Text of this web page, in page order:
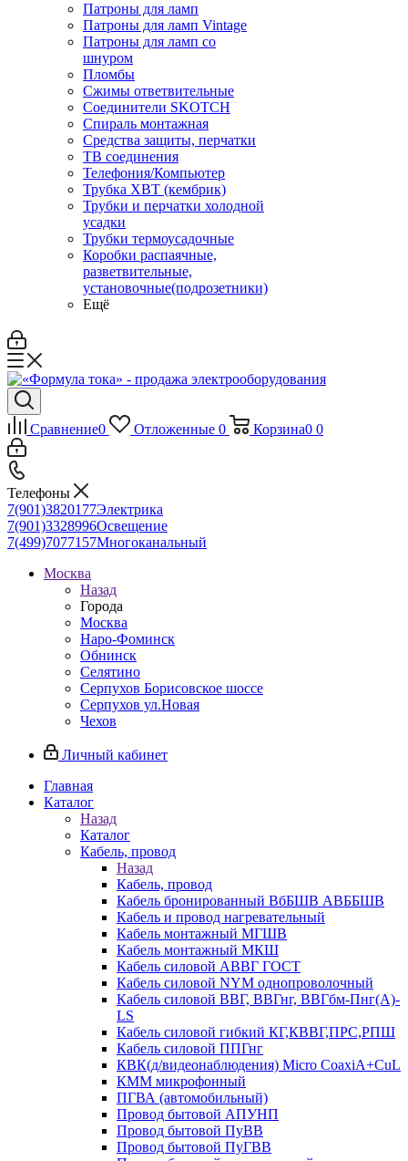
Патроны для ламп
Патроны для ламп Vintage
Патроны для ламп со
шнуром
Пломбы
Сжимы ответвительные
Соединители SKOTCH
Спираль монтажная
Средства защиты, перчатки
ТВ соединения
Телефония/Компьютер
Трубка ХВТ (кембрик)
Трубки и перчатки холодной
усадки
Трубки термоусадочные
Коробки распаячные,
разветвительные,
установочные(подрозетники)
Ещё
Сравнение0 Отложенные 0 Корзина0 0
Телефоны
7(901)3820177Электрика
7(901)3328996Освещение
7(499)7077157Многоканальный
Москва
Назад
Города
Москва
Наро-Фоминск
Обнинск
Селятино
Серпухов Борисовское шоссе
Серпухов ул.Новая
Чехов
Личный кабинет
Главная
Каталог
Назад
Каталог
Кабель, провод
Назад
Кабель, провод
Кабель бронированный ВбБШВ АВББШВ
Кабель и провод нагревательный
Кабель монтажный МГШВ
Кабель монтажный МКШ
Кабель силовой АВВГ ГОСТ
Кабель силовой NYM однопроволочный
Кабель силовой ВВГ, ВВГнг, ВВГбм-Пнг(А)-
LS
Кабель силовой гибкий КГ,КВВГ,ПРС,РПШ
Кабель силовой ППГнг
КВК(д/видеонаблюдения) Micro CoaxiA+CuL
КММ микрофонный
ПГВА (автомобильный)
Провод бытовой АПУНП
Провод бытовой ПуВВ
Провод бытовой ПуГВВ